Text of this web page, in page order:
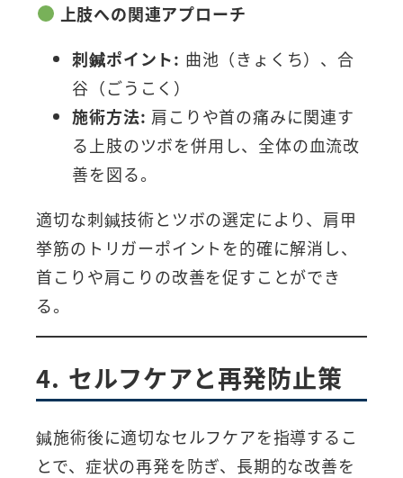
上肢への関連アプローチ
刺鍼ポイント: 曲池（きょくち）、合
谷（ごうこく）
施術方法: 肩こりや首の痛みに関連す
る上肢のツボを併用し、全体の血流改
善を図る。
適切な刺鍼技術とツボの選定により、肩甲
挙筋のトリガーポイントを的確に解消し、
首こりや肩こりの改善を促すことができ
る。
4. セルフケアと再発防止策
鍼施術後に適切なセルフケアを指導するこ
とで、症状の再発を防ぎ、長期的な改善を